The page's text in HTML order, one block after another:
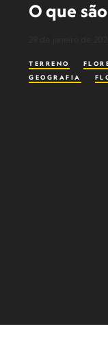
O que
TERRENO
GEOGRAFIA